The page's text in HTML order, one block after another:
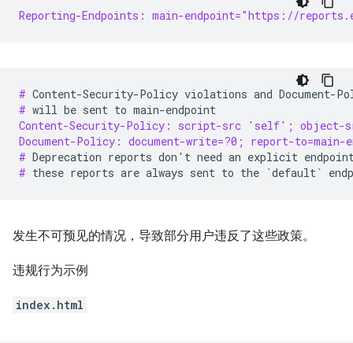
Reporting-Endpoints: main-endpoint="https://
# Content-Security-Policy violations and Document-
# will be sent to
Content-Security-Policy: script-src 'self'; object-
Document-Policy: document-write=?0; report-to=main-
# Deprecation reports don ' t need an explicit
# these reports are always sent to the `default `
发生不可预见的情况，导致部分用户违反了这些政策。
违规行为示例
index.html